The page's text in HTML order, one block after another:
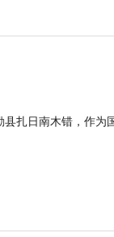
县扎日南木错，作为